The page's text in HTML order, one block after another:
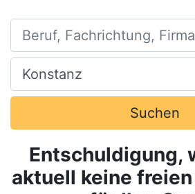
Beruf, Fachrichtung, Firma
Ort, Stadt
Suchen
Entschuldigung,
aktuell keine